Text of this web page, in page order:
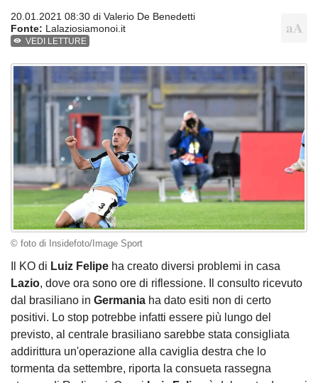
20.01.2021 08:30 di Valerio De Benedetti
Fonte: Lalaziosiamonoi.it
VEDI LETTURE
© foto di Insidefoto/Image Sport
Il KO di Luiz Felipe ha creato diversi problemi in casa
Lazio, dove ora sono ore di riflessione. Il consulto ricevuto
dal brasiliano in Germania ha dato esiti non di certo
positivi. Lo stop potrebbe infatti essere più lungo del
previsto, al centrale brasiliano sarebbe stata consigliata
addirittura un'operazione alla caviglia destra che lo
tormenta da settembre, riporta la consueta rassegna